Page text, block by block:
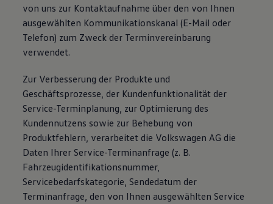
von uns zur Kontaktaufnahme über den von Ihnen
ausgewählten Kommunikationskanal (E-Mail oder
Telefon) zum Zweck der Terminvereinbarung
verwendet.
Zur Verbesserung der Produkte und
Geschäftsprozesse, der Kundenfunktionalität der
Service-Terminplanung, zur Optimierung des
Kundennutzens sowie zur Behebung von
Produktfehlern, verarbeitet die Volkswagen AG die
Daten Ihrer Service-Terminanfrage (z. B.
Fahrzeugidentifikationsnummer,
Servicebedarfskategorie, Sendedatum der
Terminanfrage, den von Ihnen ausgewählten Service